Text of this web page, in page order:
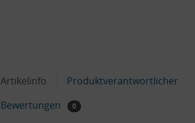
Artikelinfo Produktverantwortlicher
Bewertungen
0